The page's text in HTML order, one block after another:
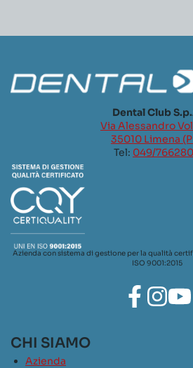
Dental Club
Via Alessandro
35010 Limena
Tel: 049/
Azienda con sistema di gestione per la qualità
ISO 9001:2015
CHI SIAMO
Azienda